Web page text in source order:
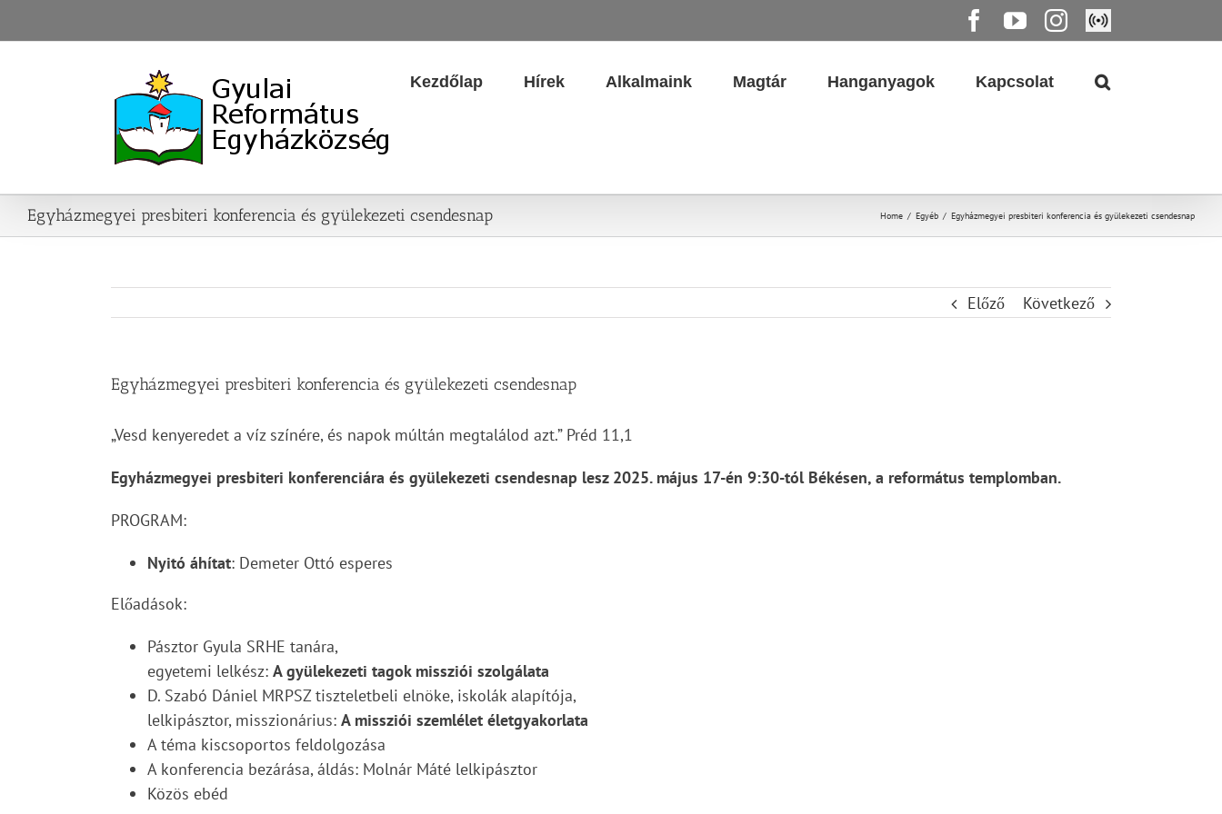
to
Facebook
YouTube
Instagram
Élő
közvetítés
Kezdőlap Hírek Alkalmaink Magtár Hanganyagok Kapcsolat
Egyházmegyei presbiteri konferencia és gyülekezeti csendesnap Home / Egyéb / Egyházmegyei presbiteri konferencia és gyülekezeti csendesnap
Előző Következő
Egyházmegyei presbiteri konferencia és gyülekezeti csendesnap
„Vesd kenyeredet a víz színére, és napok múltán megtalálod azt.” Préd 11,1
Egyházmegyei presbiteri konferenciára és gyülekezeti csendesnap lesz 2025. május 17-én 9:30-tól Békésen, a református templomban.
PROGRAM:
Nyitó áhítat: Demeter Ottó esperes
Előadások:
Pásztor Gyula SRHE tanára,
egyetemi lelkész: A gyülekezeti tagok missziói szolgálata
D. Szabó Dániel MRPSZ tiszteletbeli elnöke, iskolák alapítója,
lelkipásztor, misszionárius: A missziói szemlélet életgyakorlata
A téma kiscsoportos feldolgozása
A konferencia bezárása, áldás: Molnár Máté lelkipásztor
Közös ebéd